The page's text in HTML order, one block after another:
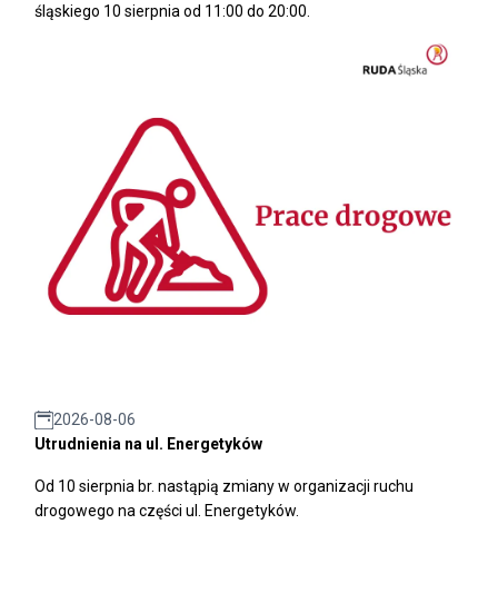
śląskiego 10 sierpnia od 11:00 do 20:00.
2026-08-06
Utrudnienia na ul. Energetyków
Od 10 sierpnia br. nastąpią zmiany w organizacji ruchu
drogowego na części ul. Energetyków.